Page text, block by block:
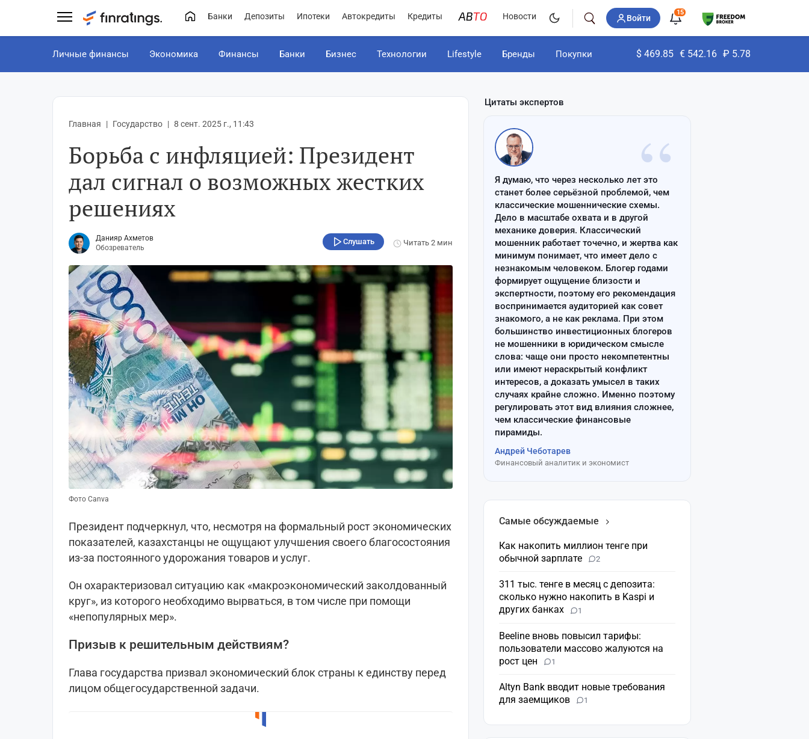
Банки Депозиты Ипотеки Автокредиты Кредиты Новости Войти
15
Личные финансы Экономика Финансы Банки Бизнес Технологии Lifestyle Бренды Покупки $ 469.85 € 542.16 ₽ 5.78
Главная Государство 8 сент. 2025 г., 11:43
Борьба с инфляцией: Президент
дал сигнал о возможных жестких
решениях
Данияр Ахметов
Обозреватель
Слушать Читать2 мин
Фото Canva
Президент подчеркнул, что, несмотря на формальный рост экономических
показателей, казахстанцы не ощущают улучшения своего благосостояния
из-за постоянного удорожания товаров и услуг.
Он охарактеризовал ситуацию как «макроэкономический заколдованный
круг», из которого необходимо вырваться, в том числе при помощи
«непопулярных мер».
Призыв к решительным действиям?
Глава государства призвал экономический блок страны к единству перед
лицом общегосударственной задачи.
Цитаты экспертов
“
Я думаю, что через несколько лет это
станет более серьёзной проблемой, чем
классические мошеннические схемы.
Дело в масштабе охвата и в другой
механике доверия. Классический
мошенник работает точечно, и жертва как
минимум понимает, что имеет дело с
незнакомым человеком. Блогер годами
формирует ощущение близости и
экспертности, поэтому его рекомендация
воспринимается аудиторией как совет
знакомого, а не как реклама. При этом
большинство инвестиционных блогеров
не мошенники в юридическом смысле
слова: чаще они просто некомпетентны
или имеют нераскрытый конфликт
интересов, а доказать умысел в таких
случаях крайне сложно. Именно поэтому
регулировать этот вид влияния сложнее,
чем классические финансовые
пирамиды.
Андрей Чеботарев
Финансовый аналитик и экономист
Самые обсуждаемые
Как накопить миллион тенге при
обычной зарплате
2
311 тыс. тенге в месяц с депозита:
сколько нужно накопить в Kaspi и
других банках
1
Beeline вновь повысил тарифы:
пользователи массово жалуются на
рост цен
1
Altyn Bank вводит новые требования
для заемщиков
1